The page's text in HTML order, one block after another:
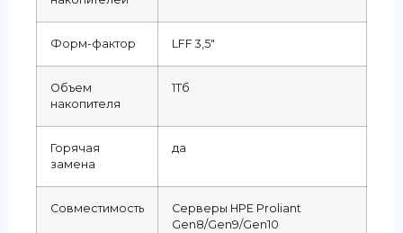
Форм-фактор LFF 3,5″
Объем
накопителя
1Тб
Горячая
замена
да
Совместимость
Серверы HPE Proliant
Gen8/Gen9/Gen10